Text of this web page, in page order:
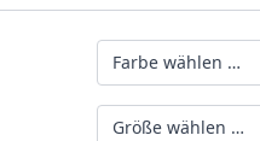
Farbe wählen …
Größe wählen …